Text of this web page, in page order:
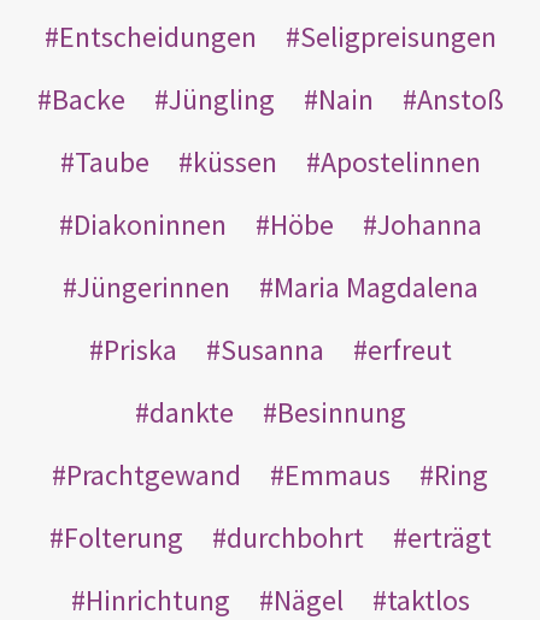
Entscheidungen
Seligpreisungen
Backe
Jüngling Nain
Anstoß
Taube
küssen
Apostelinnen
Diakoninnen
Höbe
Johanna
Jüngerinnen
Maria Magdalena
Priska
Susanna
erfreut
dankte
Besinnung
Prachtgewand
Emmaus
Ring
Folterung
durchbohrt
erträgt
Hinrichtung
Nägel
taktlos